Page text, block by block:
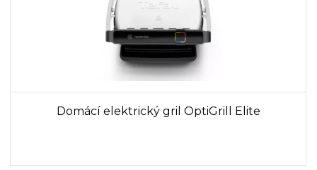
Domácí elektrický gril OptiGrill Elite